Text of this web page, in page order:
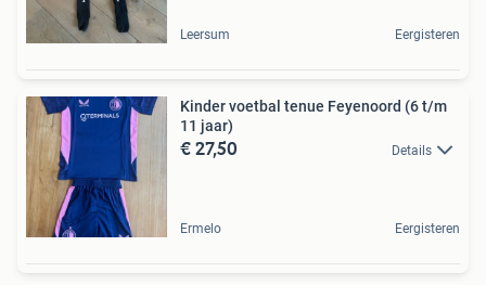
Leersum Eergisteren
Kinder voetbal tenue Feyenoord (6 t/m
11 jaar)
€ 27,50 Details
Ermelo Eergisteren